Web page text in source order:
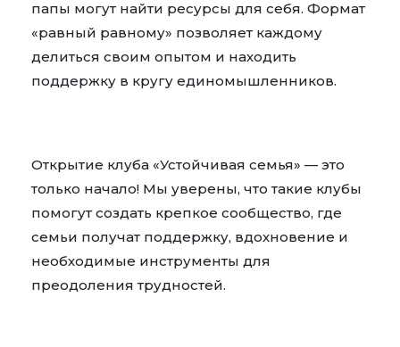
папы могут найти ресурсы для себя. Формат
«равный равному» позволяет каждому
делиться своим опытом и находить
поддержку в кругу единомышленников.
Открытие клуба «Устойчивая семья» — это
только начало! Мы уверены, что такие клубы
помогут создать крепкое сообщество, где
семьи получат поддержку, вдохновение и
необходимые инструменты для
преодоления трудностей.